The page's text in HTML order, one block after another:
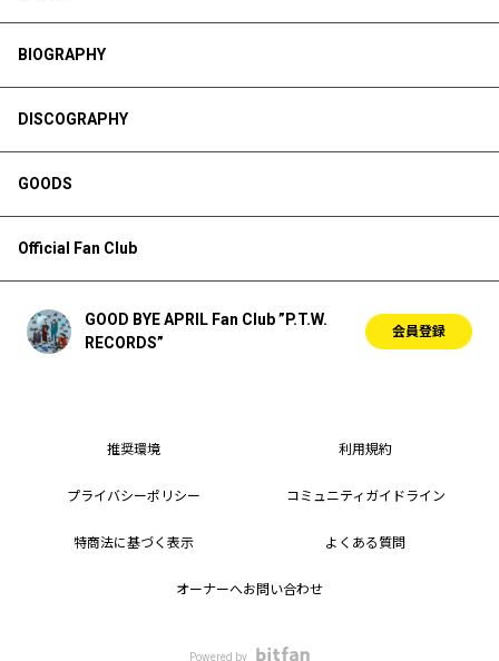
BIOGRAPHY
DISCOGRAPHY
GOODS
Official Fan Club
GOOD BYE APRIL Fan Club ”P.T.W.
RECORDS”
会員登録
推奨環境 利用規約
プライバシーポリシー コミュニティガイドライン
特商法に基づく表示 よくある質問
オーナーへお問い合わせ
Powered by